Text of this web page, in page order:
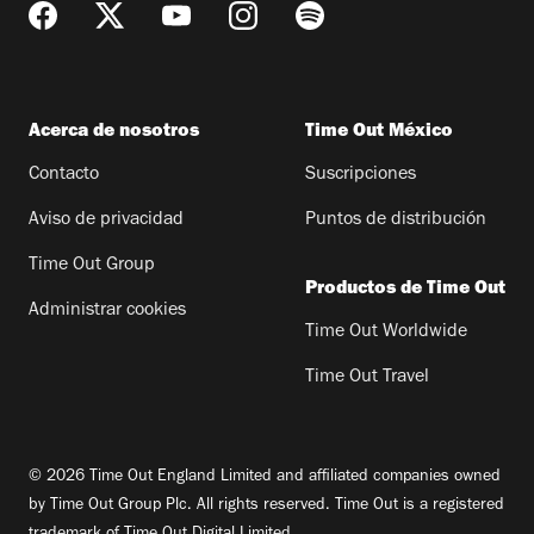
Acerca de nosotros
Contacto
Aviso de privacidad
Time Out Group
Administrar cookies
Time Out México
Suscripciones
Puntos de distribución
Productos de Time Out
Time Out Worldwide
Time Out Travel
© 2026 Time Out England Limited and affiliated companies owned
by Time Out Group Plc. All rights reserved. Time Out is a registered